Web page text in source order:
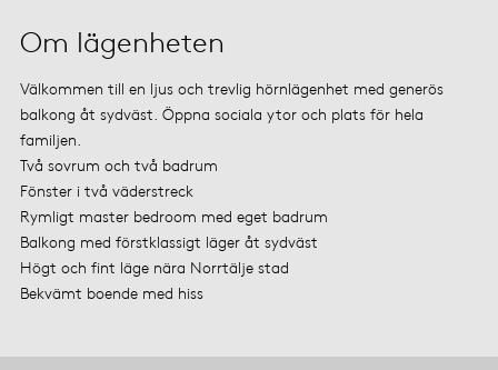
Om lägenheten
Välkommen till en ljus och trevlig hörnlägenhet med generös
balkong åt sydväst. Öppna sociala ytor och plats för hela
familjen.
Två sovrum och två badrum
Fönster i två väderstreck
Rymligt master bedroom med eget badrum
Balkong med förstklassigt läger åt sydväst
Högt och fint läge nära Norrtälje stad
Bekvämt boende med hiss